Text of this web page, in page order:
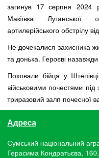
загинув 17 серпня 2024
Макіївка Луганської
артилерійського обстрілу
Не дочекалися захисника
та донька. Героєві
Поховали бійця у
військовими почестями
триразовий залп почесної
Адреса
Сумський національний
Герасима Кондратьєва,